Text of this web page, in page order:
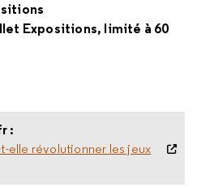
Expositions, limité à 60
:
elle révolutionner les jeux